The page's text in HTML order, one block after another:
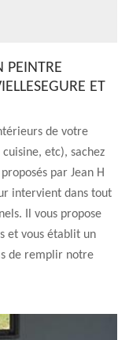
PEINTRE
ET
de votre
etc), sachez
par Jean H
intervient dans tout
Il vous propose
et vous établit un
de remplir notre